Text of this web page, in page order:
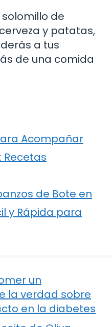
de
y patatas,
a tus
de una comida
Acompañar
Recetas
de Bote en
y Rápida para
un
la verdad sobre
en la diabetes